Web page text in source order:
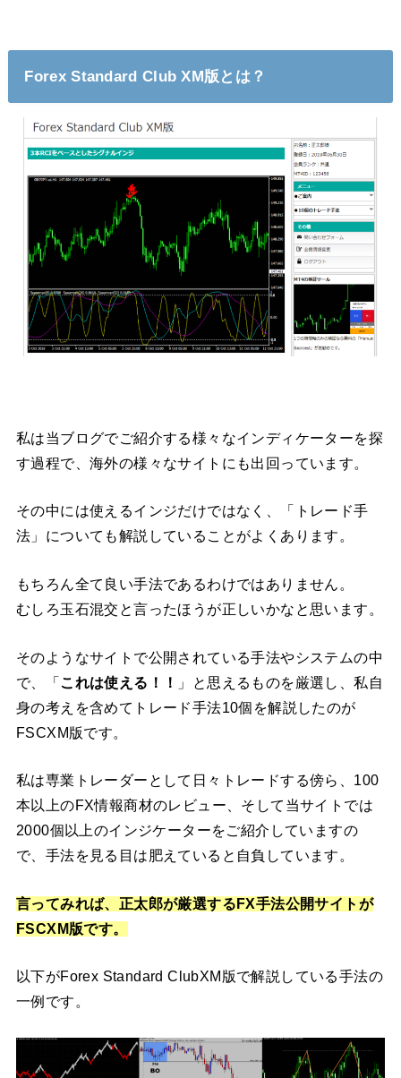
Forex Standard Club XM版とは？
私は当ブログでご紹介する様々なインディケーターを探
す過程で、海外の様々なサイトにも出回っています。
その中には使えるインジだけではなく、「トレード手
法」についても解説していることがよくあります。
もちろん全て良い手法であるわけではありません。
むしろ玉石混交と言ったほうが正しいかなと思います。
そのようなサイトで公開されている手法やシステムの中
で、「 これは使える！！
」と思えるものを厳選し、私自
身の考えを含めてトレード手法10個を解説したのが
FSCXM版です。
私は専業トレーダーとして日々トレードする傍ら、100
本以上のFX情報商材のレビュー、そして当サイトでは
2000個以上のインジケーターをご紹介していますの
で、手法を見る目は肥えていると自負しています。
言ってみれば、正太郎が厳選するFX手法公開サイトが
FSCXM版です。
以下がForex Standard ClubXM版で解説している手法の
一例です。